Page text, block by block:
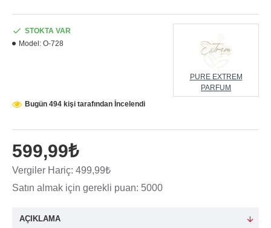
599,99₺
Vergiler Hariç: 499,99₺
Satın almak için gerekli puan: 5000
STOKTA VAR
Model: O-728
PURE EXTREM
PARFUM
Bugün 494 kişi tarafından İncelendi
AÇIKLAMA